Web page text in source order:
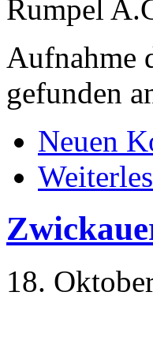
Rumpel
Aufnahme
gefunden
Neuen
18.